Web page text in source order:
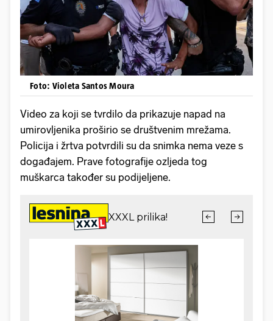
Foto: Violeta Santos Moura
Video za koji se tvrdilo da prikazuje napad na
umirovljenika proširio se društvenim mrežama.
Policija i žrtva potvrdili su da snimka nema veze s
događajem. Prave fotografije ozljeda tog
muškarca također su podijeljene.